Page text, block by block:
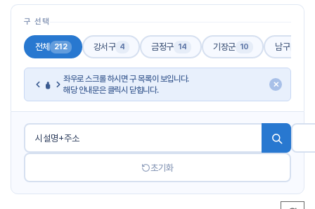
구 선택
전체 212 강서구 4 금정구 14 기장군 10 남구
좌우로 스크롤 하시면 구 목록이 보입니다.
해당 안내문은 클릭시 닫힙니다.
✕
초기화